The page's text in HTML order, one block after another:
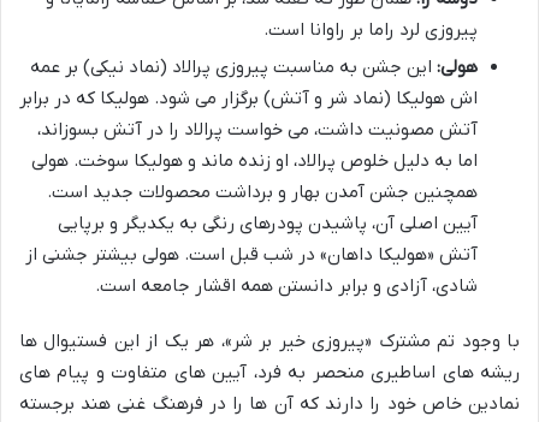
پیروزی لرد راما بر راوانا است.
هولی: این جشن به مناسبت پیروزی پرالاد (نماد نیکی) بر عمه
اش هولیکا (نماد شر و آتش) برگزار می شود. هولیکا که در برابر
آتش مصونیت داشت، می خواست پرالاد را در آتش بسوزاند،
اما به دلیل خلوص پرالاد، او زنده ماند و هولیکا سوخت. هولی
همچنین جشن آمدن بهار و برداشت محصولات جدید است.
آیین اصلی آن، پاشیدن پودرهای رنگی به یکدیگر و برپایی
آتش «هولیکا داهان» در شب قبل است. هولی بیشتر جشنی از
شادی، آزادی و برابر دانستن همه اقشار جامعه است.
با وجود تم مشترک «پیروزی خیر بر شر»، هر یک از این فستیوال ها
ریشه های اساطیری منحصر به فرد، آیین های متفاوت و پیام های
نمادین خاص خود را دارند که آن ها را در فرهنگ غنی هند برجسته